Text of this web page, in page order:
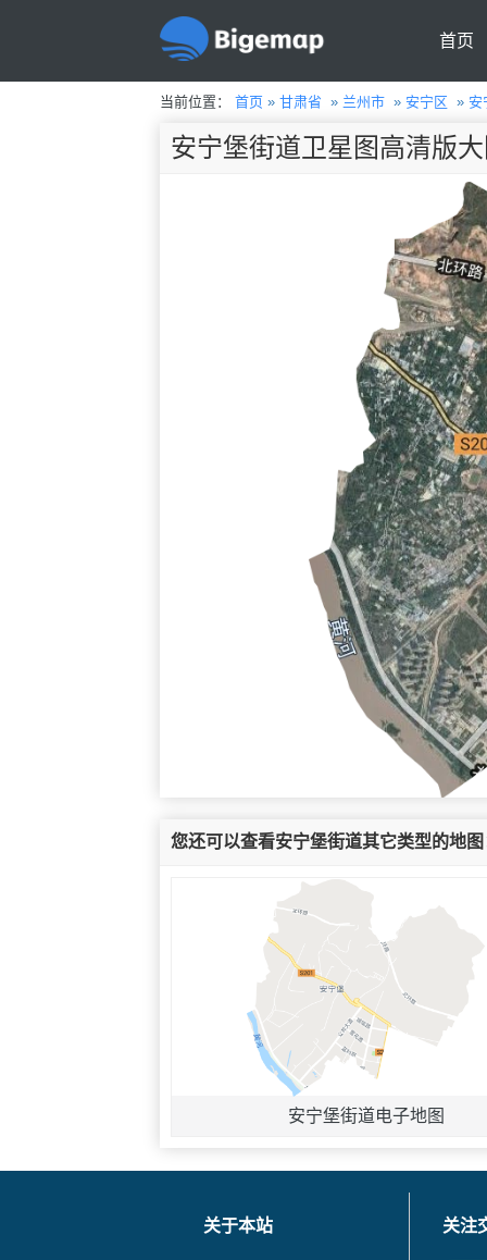
首页
当前位置： 首页» 甘肃省 » 兰州市» 安宁区 » 安
安宁堡街道卫星图高清版
您还可以查看安宁堡街道其它类型的地图
安宁堡街道电子地图
关于本站 关注